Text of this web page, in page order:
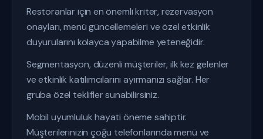
Restoranlar için en önemli kriter, rezervasyon
onayları, menü güncellemeleri ve özel etkinlik
duyurularını kolayca yapabilme yeteneğidir.
Segmentasyon, düzenli müşteriler, ilk kez gelenler
ve etkinlik katılımcılarını ayırmanızı sağlar. Her
gruba özel teklifler sunabilirsiniz.
Mobil uyumluluk hayati öneme sahiptir.
Müşterilerinizin çoğu telefonlarında menü ve